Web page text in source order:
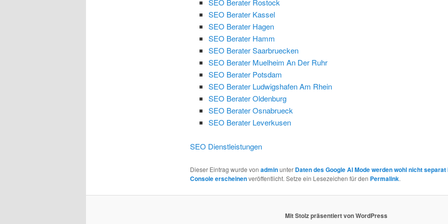
SEO Berater Rostock
SEO Berater Kassel
SEO Berater Hagen
SEO Berater Hamm
SEO Berater Saarbruecken
SEO Berater Muelheim An Der Ruhr
SEO Berater Potsdam
SEO Berater Ludwigshafen Am Rhein
SEO Berater Oldenburg
SEO Berater Osnabrueck
SEO Berater Leverkusen
SEO Dienstleistungen
Dieser Eintrag wurde von adminunter Daten des Google AI Mode werden wohl nicht
Console erscheinenveröffentlicht. Setze ein Lesezeichen für den Permalink.
Mit Stolz präsentiert von WordPress